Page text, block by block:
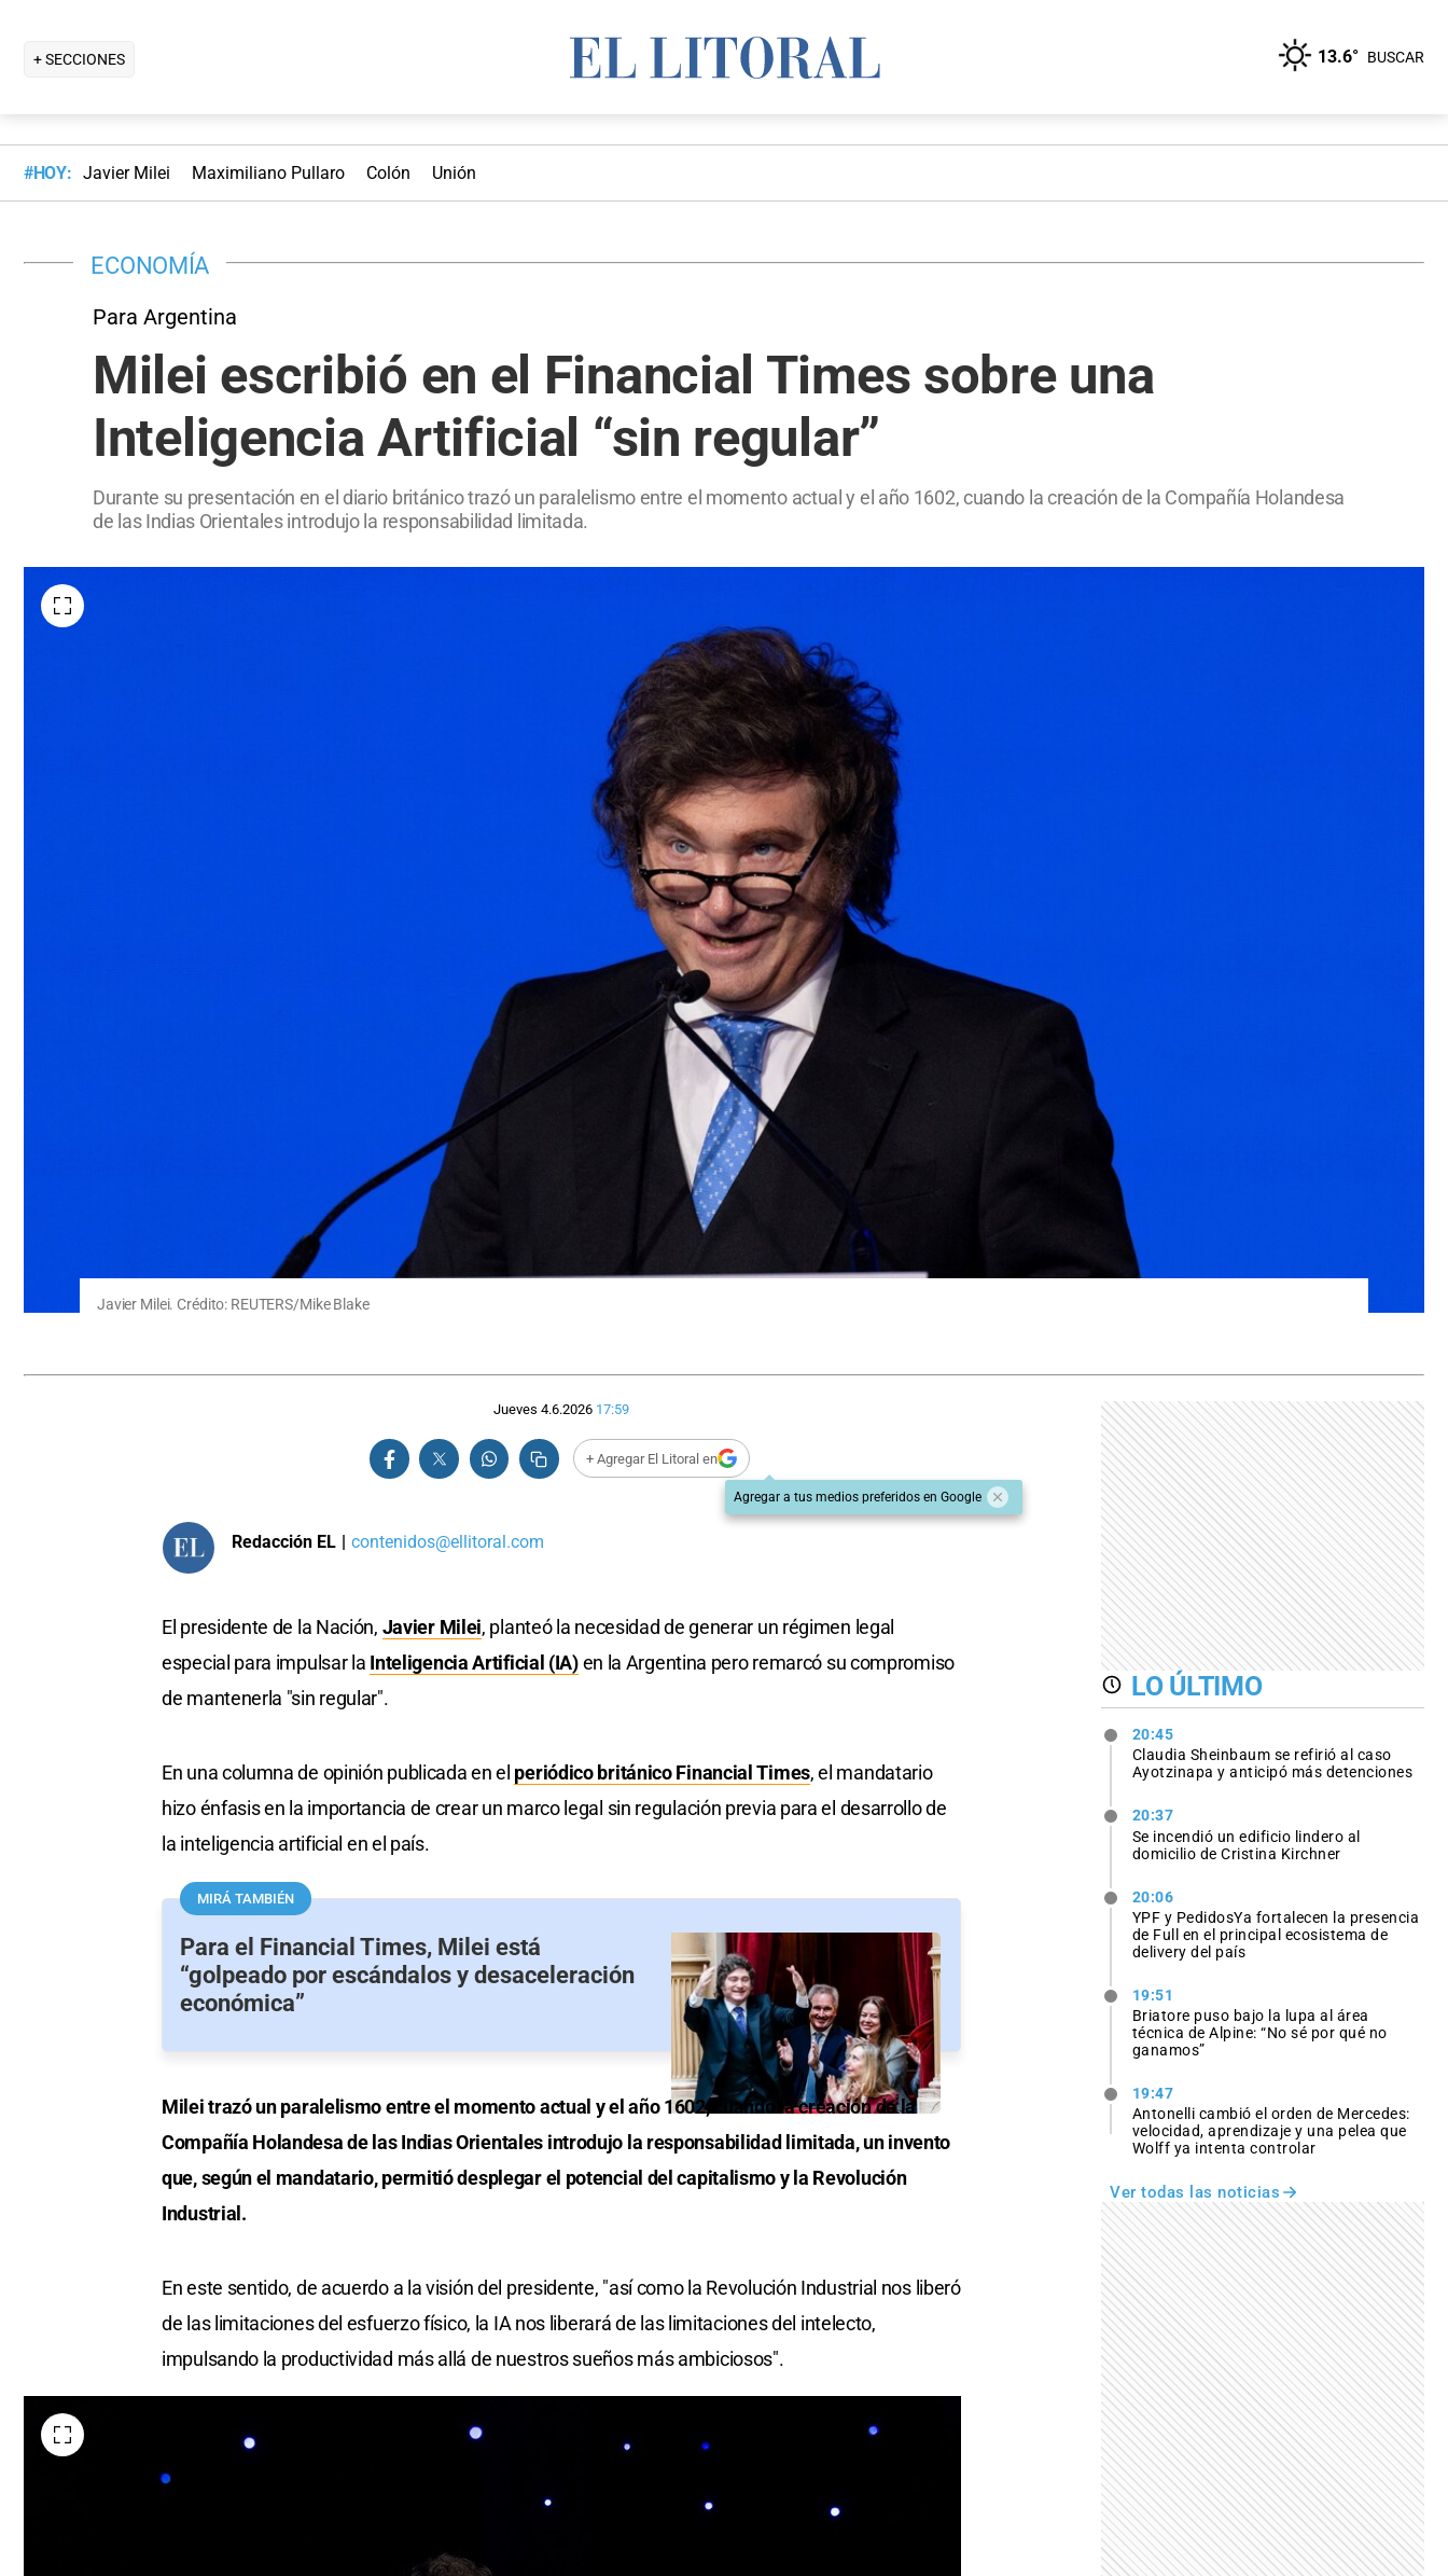
+ SECCIONES 13.6° BUSCAR
#HOY: Javier Milei Maximiliano Pullaro Colón Unión
ECONOMÍA
Para Argentina
Milei escribió en el Financial Times sobre una
Inteligencia Artificial “sin regular”
Durante su presentación en el diario británico trazó un paralelismo entre el momento actual y el año 1602, cuando la creación de la Compañía Holandesa
de las Indias Orientales introdujo la responsabilidad limitada.
Javier Milei. Crédito: REUTERS/Mike Blake
Jueves 4.6.2026 17:59
+ Agregar El Litoral en
Agregar a tus medios preferidos en Google
Redacción EL | contenidos@ellitoral.com
El presidente de la Nación, Javier Milei, planteó la necesidad de generar un régimen legal
especial para impulsar la Inteligencia Artificial (IA)en la Argentina pero remarcó su compromiso
de mantenerla "sin regular".
En una columna de opinión publicada en el periódico británico Financial Times, el mandatario
hizo énfasis en la importancia de crear un marco legal sin regulación previa para el desarrollo de
la inteligencia artificial en el país.
MIRÁ TAMBIÉN
Para el Financial Times, Milei está
“golpeado por escándalos y desaceleración
económica”
Milei trazó un paralelismo entre el momento actual y el año 1602, cuando la creación de la
Compañía Holandesa de las Indias Orientales introdujo la responsabilidad limitada, un invento
que, según el mandatario, permitió desplegar el potencial del capitalismo y la Revolución
Industrial.
En este sentido, de acuerdo a la visión del presidente, "así como la Revolución Industrial nos liberó
de las limitaciones del esfuerzo físico, la IA nos liberará de las limitaciones del intelecto,
impulsando la productividad más allá de nuestros sueños más ambiciosos".
LO ÚLTIMO
20:45
Claudia Sheinbaum se refirió al caso
Ayotzinapa y anticipó más detenciones
20:37
Se incendió un edificio lindero al
domicilio de Cristina Kirchner
20:06
YPF y PedidosYa fortalecen la presencia
de Full en el principal ecosistema de
delivery del país
19:51
Briatore puso bajo la lupa al área
técnica de Alpine: “No sé por qué no
ganamos”
19:47
Antonelli cambió el orden de Mercedes:
velocidad, aprendizaje y una pelea que
Wolff ya intenta controlar
Ver todas las noticias